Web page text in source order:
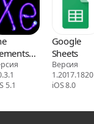
iPad
5.1
Google
Sheets
Версия
1.2017.1820
iOS 8.0